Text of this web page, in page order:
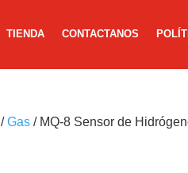
TIENDA CONTACTANOS
/Gas / MQ-8 Sensor de